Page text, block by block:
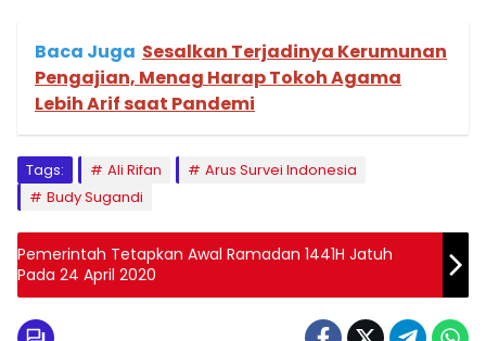
Baca Juga Sesalkan Terjadinya Kerumunan
Pengajian, Menag Harap Tokoh Agama
Lebih Arif saat Pandemi
Tags: Ali Rifan
Arus Survei Indonesia
Budy Sugandi
Pemerintah Tetapkan Awal Ramadan 1441H Jatuh
Pada 24 April 2020